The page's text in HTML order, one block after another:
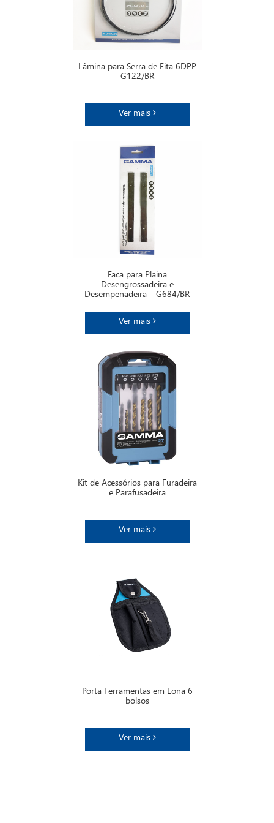
Lâmina para Serra de Fita 6DPP
G122/BR
Ver mais
Faca para Plaina
Desengrossadeira e
Desempenadeira – G684/BR
Ver mais
Kit de Acessórios para Furadeira
e Parafusadeira
Ver mais
Porta Ferramentas em Lona 6
bolsos
Ver mais